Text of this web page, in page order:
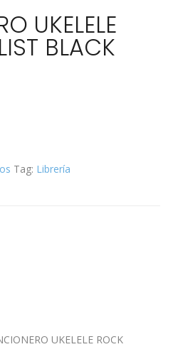
UKELELE
BLACK
Tag: Librería
UKELELE ROCK